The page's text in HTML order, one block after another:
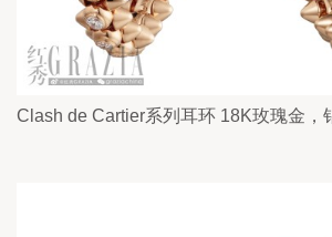
Clash de Cartier系列耳环 18K玫瑰金，